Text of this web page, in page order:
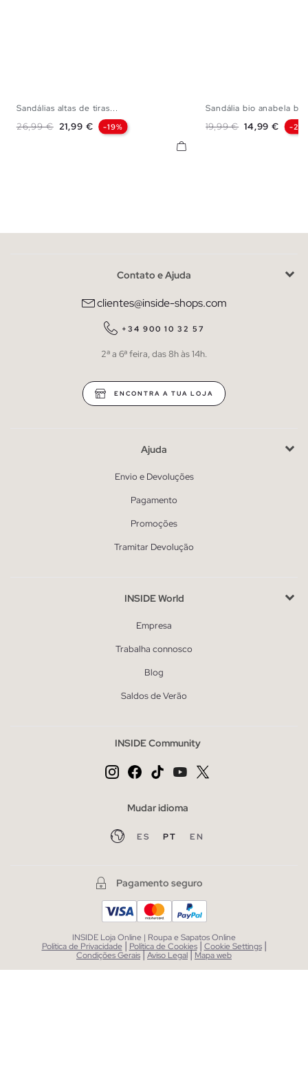
Sandálias altas de tiras...
Preço normal
26,99 € Preço
21,99 € -19%
Sandália bio anabela
Preço normal
19,99 € Preço
14,99 € -
Contato e Ajuda
clientes@inside-shops.com
+34 900 10 32 57
2ª a 6ª feira, das 8h às 14h.
ENCONTRA A TUA LOJA
Ajuda
Envio e Devoluções
Pagamento
Promoções
Tramitar Devolução
INSIDE World
Empresa
Trabalha connosco
Blog
Saldos de Verão
INSIDE Community
Mudar idioma
ES PT EN
Pagamento seguro
INSIDE Loja Online | Roupa e Sapatos Online
Política de Privacidade | Política de Cookies | Cookie Settings |
Condições Gerais|Aviso Legal| Mapa web